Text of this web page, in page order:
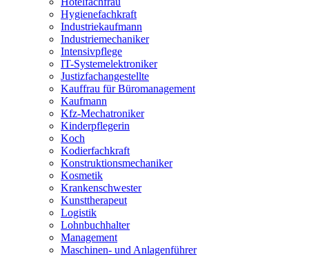
Hygienefachkraft
Industriekaufmann
Industriemechaniker
Intensivpflege
IT-Systemelektroniker
Justizfachangestellte
Kauffrau für Büromanagement
Kaufmann
Kfz-Mechatroniker
Kinderpflegerin
Koch
Kodierfachkraft
Konstruktionsmechaniker
Kosmetik
Krankenschwester
Kunsttherapeut
Logistik
Lohnbuchhalter
Management
Maschinen- und Anlagenführer